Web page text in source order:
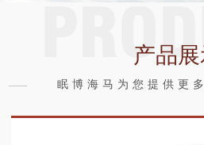
产品
眠博海马为您提供更